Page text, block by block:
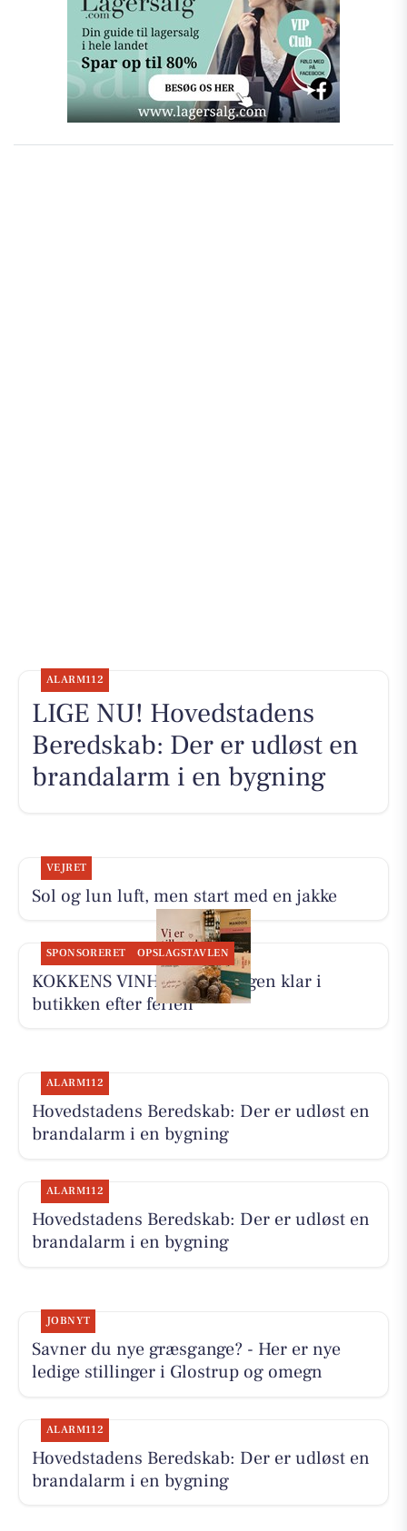
ALARM112
LIGE NU! Hovedstadens
Beredskab: Der er udløst en
brandalarm i en bygning
VEJRET
Sol og lun luft, men start med en jakke
SPONSORERET OPSLAGSTAVLEN
KOKKENS VINHUS ApS er igen klar i
butikken efter ferien
ALARM112
Hovedstadens Beredskab: Der er udløst en
brandalarm i en bygning
ALARM112
Hovedstadens Beredskab: Der er udløst en
brandalarm i en bygning
JOBNYT
Savner du nye græsgange? - Her er nye
ledige stillinger i Glostrup og omegn
ALARM112
Hovedstadens Beredskab: Der er udløst en
brandalarm i en bygning